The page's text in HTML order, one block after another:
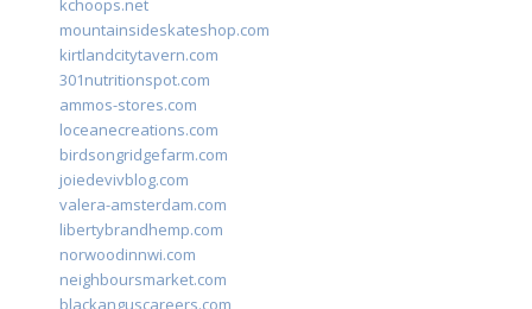
mountainsideskateshop.com
kirtlandcitytavern.com
301nutritionspot.com
ammos-stores.com
loceanecreations.com
birdsongridgefarm.com
joiedevivblog.com
valera-amsterdam.com
libertybrandhemp.com
norwoodinnwi.com
neighboursmarket.com
blackanguscareers.com